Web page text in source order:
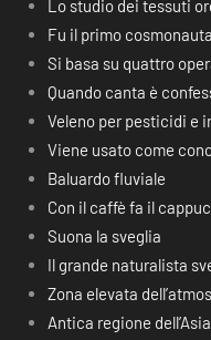
Lo studio dei tessuti
Fu il primo cosmonauta
Si basa su quattro
Quando canta è
Veleno per pesticidi e
Viene usato come
Baluardo fluviale
Con il caffè fa il
Suona la sveglia
Il grande naturalista
Zona elevata
Antica regione